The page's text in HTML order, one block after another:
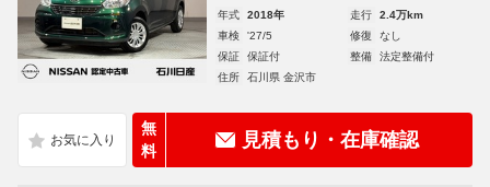
年式 2018年 走行
2.4万km
車検
'27/5 修復
なし
保証
保証付 整備
法定整備付
住所
石川県 金沢市
無
料
見積もり・在庫確認